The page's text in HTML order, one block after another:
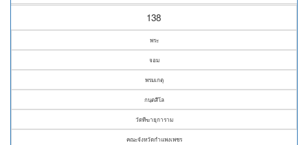
138
พระ
จอม
พรมเกตุ
กนฺตสีโล
วัดทีฆายุการาม
คณะจังหวัดกำแพงเพชร